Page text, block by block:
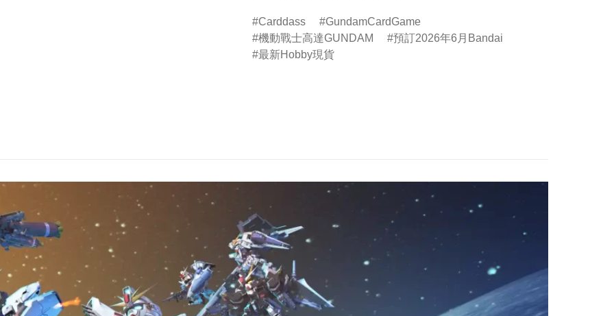
Carddass
GundamCardGame
機動戰士高達GUNDAM
預訂2026年6月Bandai
最新Hobby現貨